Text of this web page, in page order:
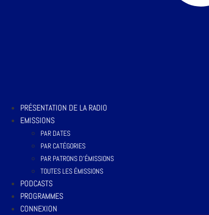
PRÉSENTATION DE LA RADIO
EMISSIONS
PAR DATES
PAR CATÉGORIES
PAR PATRONS D’ÉMISSIONS
TOUTES LES ÉMISSIONS
PODCASTS
PROGRAMMES
CONNEXION